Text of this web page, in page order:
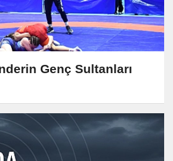
Genç Sultanları